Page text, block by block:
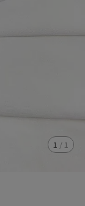
1 / 1